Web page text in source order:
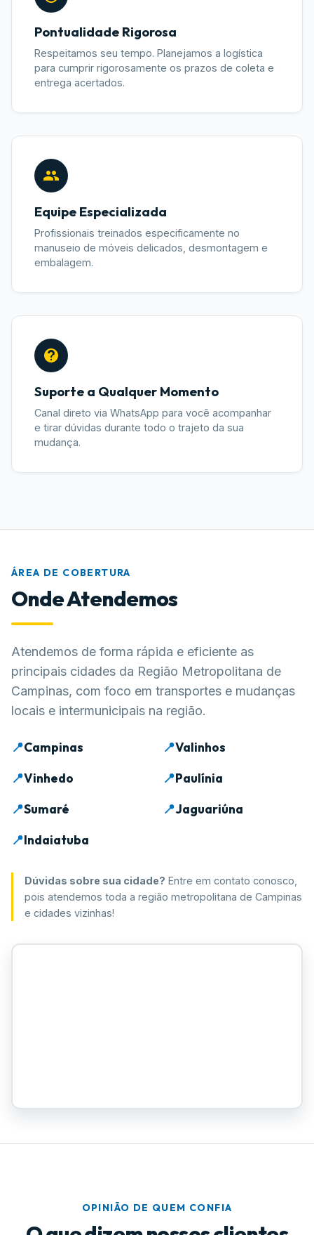
Pontualidade Rigorosa
Respeitamos seu tempo. Planejamos a logística
para cumprir rigorosamente os prazos de coleta e
entrega acertados.
Equipe Especializada
Profissionais treinados especificamente no
manuseio de móveis delicados, desmontagem e
embalagem.
Suporte a Qualquer Momento
Canal direto via WhatsApp para você acompanhar
e tirar dúvidas durante todo o trajeto da sua
mudança.
ÁREA DE COBERTURA
Onde Atendemos
Atendemos de forma rápida e eficiente as
principais cidades da Região Metropolitana de
Campinas, com foco em transportes e mudanças
locais e intermunicipais na região.
📍Campinas 📍Valinhos
📍Vinhedo 📍Paulínia
📍Sumaré 📍Jaguariúna
📍Indaiatuba
Dúvidas sobre sua cidade? Entre em contato conosco,
pois atendemos toda a região metropolitana de Campinas
e cidades vizinhas!
OPINIÃO DE QUEM CONFIA